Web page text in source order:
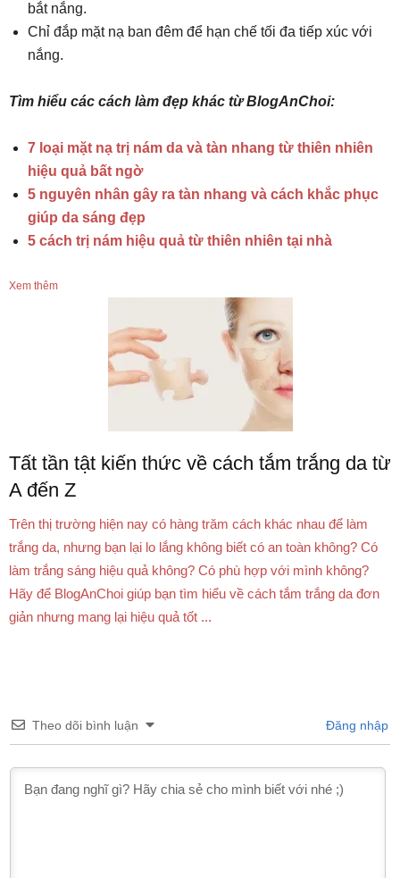
bắt nắng.
Chỉ đắp mặt nạ ban đêm để hạn chế tối đa tiếp xúc với
nắng.
Tìm hiểu các cách làm đẹp khác từ BlogAnChoi:
7 loại mặt nạ trị nám da và tàn nhang từ thiên nhiên
hiệu quả bất ngờ
5 nguyên nhân gây ra tàn nhang và cách khắc phục
giúp da sáng đẹp
5 cách trị nám hiệu quả từ thiên nhiên tại nhà
Xem thêm
Tất tần tật kiến thức về cách tắm trắng da từ
A đến Z
Trên thị trường hiện nay có hàng trăm cách khác nhau để làm
trắng da, nhưng bạn lại lo lắng không biết có an toàn không? Có
làm trắng sáng hiệu quả không? Có phù hợp với mình không?
Hãy để BlogAnChoi giúp bạn tìm hiểu về cách tắm trắng da đơn
giản nhưng mang lại hiệu quả tốt ...
Theo dõi bình luận Đăng nhập